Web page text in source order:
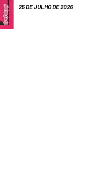
25 DE JULHO DE 2026